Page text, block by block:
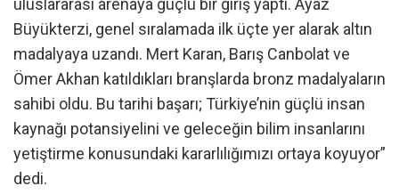
uluslararası arenaya güçlü bir giriş yaptı. Ayaz
Büyükterzi, genel sıralamada ilk üçte yer alarak altın
madalyaya uzandı. Mert Karan, Barış Canbolat ve
Ömer Akhan katıldıkları branşlarda bronz madalyaların
sahibi oldu. Bu tarihi başarı; Türkiye’nin güçlü insan
kaynağı potansiyelini ve geleceğin bilim insanlarını
yetiştirme konusundaki kararlılığımızı ortaya koyuyor”
dedi.